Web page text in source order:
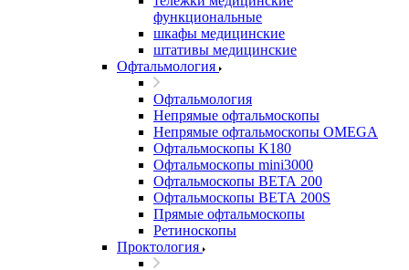
функциональные
шкафы медицинские
штативы медицинские
Офтальмология
Офтальмология
Непрямые офтальмоскопы
Непрямые офтальмоскопы OMEGA
Офтальмоскопы K180
Офтальмоскопы mini3000
Офтальмоскопы ВЕТА 200
Офтальмоскопы ВЕТА 200S
Прямые офтальмоскопы
Ретиноскопы
Проктология